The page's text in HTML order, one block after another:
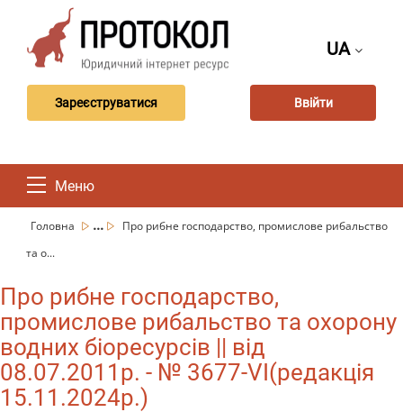
UA
Зареєструватися Ввійти
Меню
Головна ...
Про рибне господарство, промислове рибальство
та о...
Про рибне господарство,
промислове рибальство та охорону
водних біоресурсів || від
08.07.2011р. - № 3677-VI(редакція
15.11.2024р.)